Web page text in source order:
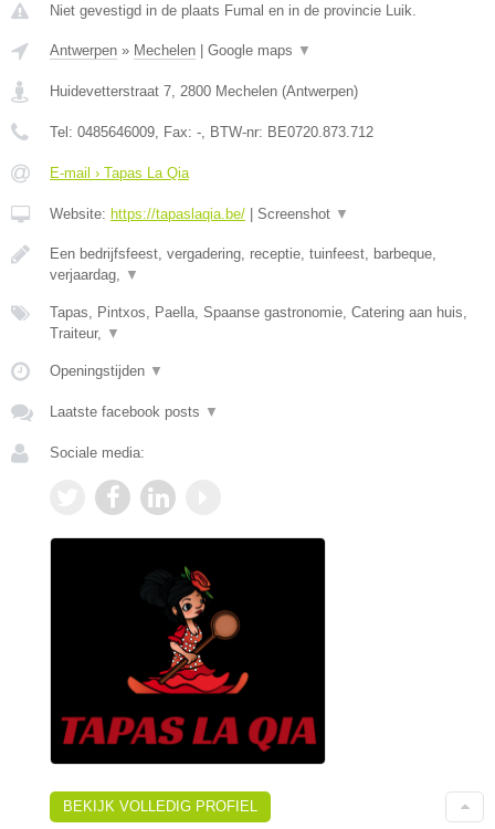
Niet gevestigd in de plaats Fumal en in de provincie Luik.
Antwerpen » Mechelen | Google maps ▼
Huidevetterstraat 7 2800 Mechelen (Antwerpen)
Tel: 0485646009 , Fax: - , BTW-nr: BE0720.873.712
E-mail › Tapas La Qia
Website: https://tapaslaqia.be/ | Screenshot ▼
Een bedrijfsfeest, vergadering, receptie, tuinfeest, barbeque,
verjaardag,
▼
Tapas, Pintxos, Paella, Spaanse gastronomie, Catering aan huis,
Traiteur,
▼
Openingstijden ▼
Laatste facebook posts ▼
Sociale media:
BEKIJK VOLLEDIG PROFIEL